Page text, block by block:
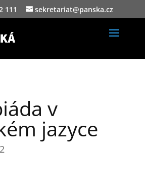
111 sekretariat@panska.cz
v
jazyce